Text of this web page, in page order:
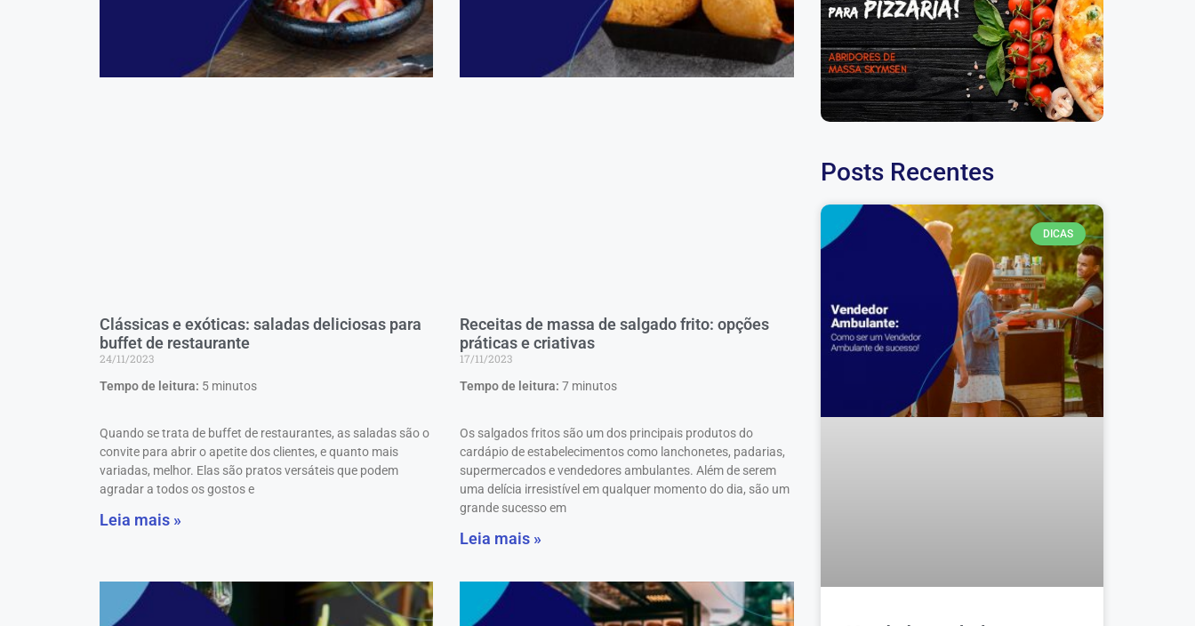
Clássicas e exóticas: saladas deliciosas para
buffet de restaurante
24/11/2023
Tempo de leitura: 5 minutos
Quando se trata de buffet de restaurantes, as saladas são o
convite para abrir o apetite dos clientes, e quanto mais
variadas, melhor. Elas são pratos versáteis que podem
agradar a todos os gostos e
Leia mais »
Receitas de massa de salgado frito: opções
práticas e criativas
17/11/2023
Tempo de leitura:7 minutos
Os salgados fritos são um dos principais produtos do
cardápio de estabelecimentos como lanchonetes, padarias,
supermercados e vendedores ambulantes. Além de serem
uma delícia irresistível em qualquer momento do dia, são um
grande sucesso em
Leia mais »
Posts Recentes
DICAS